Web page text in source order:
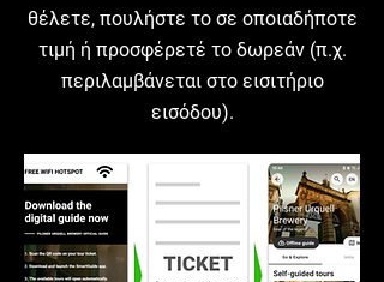
θέλετε, πουλήστε το σε οποιαδήποτε
τιμή ή προσφέρετέ το δωρεάν (π.χ.
περιλαμβάνεται στο εισιτήριο
εισόδου).